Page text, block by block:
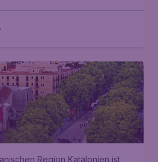
Region Katalonien ist